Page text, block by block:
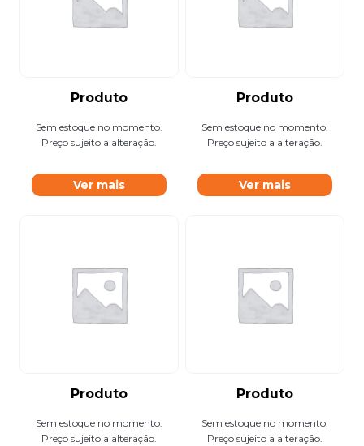
Produto
Sem estoque no momento.
Preço sujeito a alteração.
Ver mais
Produto
Sem estoque no momento.
Preço sujeito a alteração.
Ver mais
Produto
Sem estoque no momento.
Preço sujeito a alteração.
Produto
Sem estoque no momento.
Preço sujeito a alteração.